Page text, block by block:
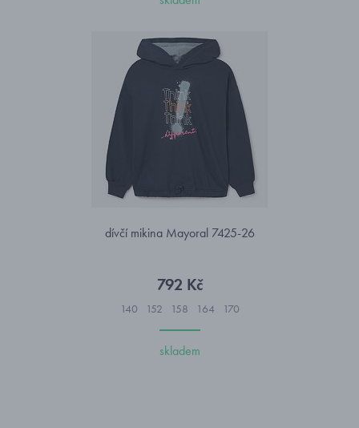
dívčí mikina Mayoral 7425-26
792 Kč
140 152 158 164 170
skladem